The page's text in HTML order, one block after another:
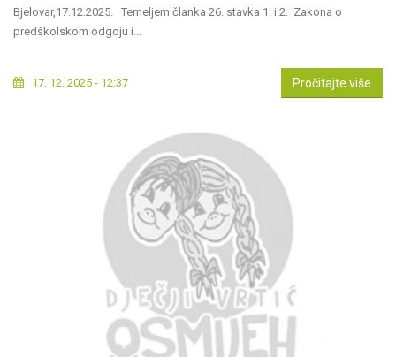
Bjelovar,17.12.2025. Temeljem članka 26. stavka 1. i 2. Zakona o
predškolskom odgoju i...
17. 12. 2025 - 12:37 Pročitajte više